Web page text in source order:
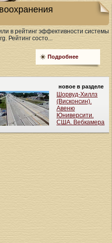
в рейтинг эффективности системы
Рейтинг состо...
Подробнее